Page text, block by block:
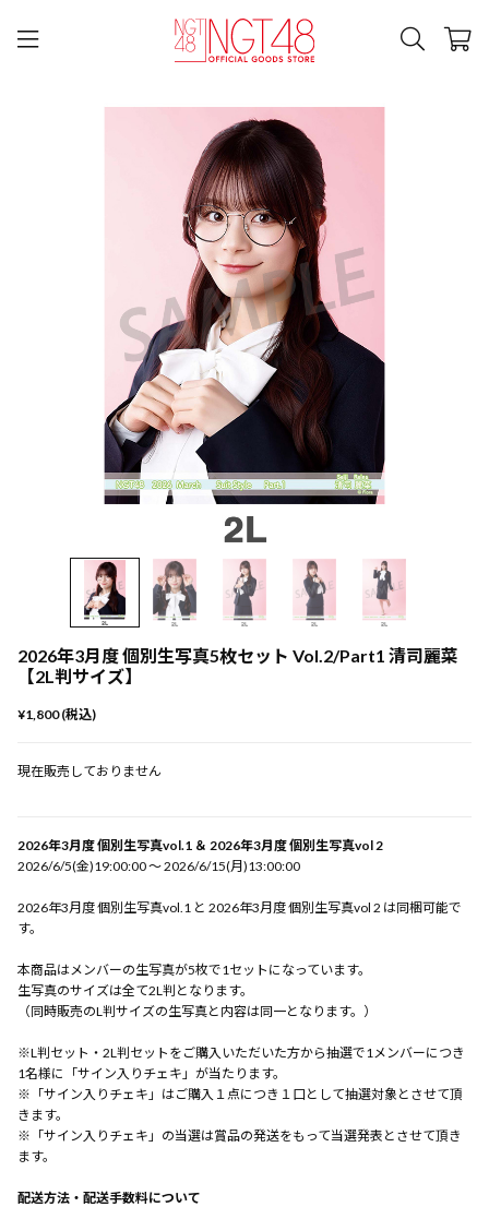
2026年3月度 個別生写真5枚セット Vol.2/Part1 清司麗菜
【2L判サイズ】
¥1,800 (税込)
現在販売しておりません
2026年3月度 個別生写真vol.1 ＆ 2026年3月度 個別生写真vol 2
2026/6/5(金)19:00:00 〜 2026/6/15(月)13:00:00
2026年3月度 個別生写真vol.1 と 2026年3月度 個別生写真vol 2 は同梱可能で
す。
本商品はメンバーの生写真が5枚で1セットになっています。
生写真のサイズは全て2L判となります。
（同時販売のL判サイズの生写真と内容は同一となります。）
※L判セット・2L判セットをご購入いただいた方から抽選で1メンバーにつき
1名様に「サイン入りチェキ」が当たります。
※「サイン入りチェキ」はご購入１点につき１口として抽選対象とさせて頂
きます。
※「サイン入りチェキ」の当選は賞品の発送をもって当選発表とさせて頂き
ます。
配送方法・配送手数料について